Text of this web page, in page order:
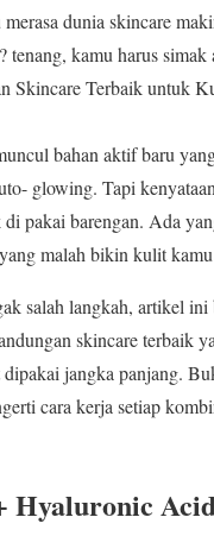
dunia skincare
tenang, kamu harus simak
Skincare Terbaik untuk
bahan aktif baru
glowing. Tapi
pakai barengan. Ada
malah bikin kulit
salah langkah, artikel ini
skincare terbaik
jangka panjang.
cara kerja setiap
Hyaluronic